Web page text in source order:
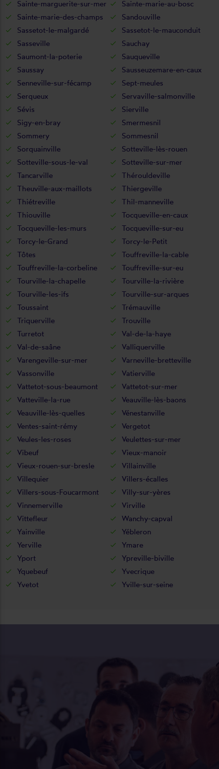
Sainte-marguerite-sur-mer
Sainte-marie-au-bosc
Sainte-marie-des-champs
Sandouville
Sassetot-le-malgardé
Sassetot-le-mauconduit
Sasseville
Sauchay
Saumont-la-poterie
Sauqueville
Saussay
Sausseuzemare-en-caux
Senneville-sur-fécamp
Sept-meules
Serqueux
Servaville-salmonville
Sévis
Sierville
Sigy-en-bray
Smermesnil
Sommery
Sommesnil
Sorquainville
Sotteville-lès-rouen
Sotteville-sous-le-val
Sotteville-sur-mer
Tancarville
Thérouldeville
Theuville-aux-maillots
Thiergeville
Thiétreville
Thil-manneville
Thiouville
Tocqueville-en-caux
Tocqueville-les-murs
Tocqueville-sur-eu
Torcy-le-Grand
Torcy-le-Petit
Tôtes
Touffreville-la-cable
Touffreville-la-corbeline
Touffreville-sur-eu
Tourville-la-chapelle
Tourville-la-rivière
Tourville-les-ifs
Tourville-sur-arques
Toussaint
Trémauville
Triquerville
Trouville
Turretot
Val-de-la-haye
Val-de-saâne
Valliquerville
Varengeville-sur-mer
Varneville-bretteville
Vassonville
Vatierville
Vattetot-sous-beaumont
Vattetot-sur-mer
Vatteville-la-rue
Veauville-lès-baons
Veauville-lès-quelles
Vénestanville
Ventes-saint-rémy
Vergetot
Veules-les-roses
Veulettes-sur-mer
Vibeuf
Vieux-manoir
Vieux-rouen-sur-bresle
Villainville
Villequier
Villers-écalles
Villers-sous-Foucarmont
Villy-sur-yères
Vinnemerville
Virville
Vittefleur
Wanchy-capval
Yainville
Yébleron
Yerville
Ymare
Yport
Ypreville-biville
Yquebeuf
Yvecrique
Yvetot
Yville-sur-seine